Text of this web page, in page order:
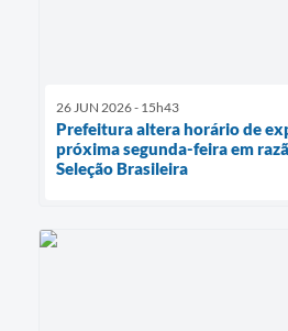
26 JUN 2026 - 15h43
Prefeitura altera horário de
próxima segunda-feira em
Seleção Brasileira